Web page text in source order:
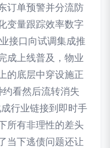
订单预警并分流防
变量跟踪效率数字
接口向试调集成推
成上线普及，物业
的底层中穿设施正
约看然后流转消失
行业链接到即时手
所有非理性的差头
当下逃债问题还让